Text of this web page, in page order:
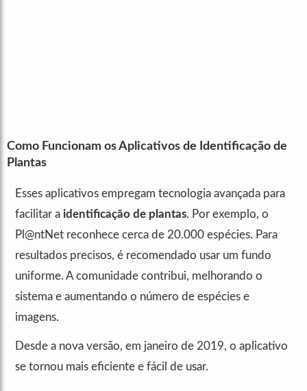
Como Funcionam os Aplicativos de Identificação de
Plantas
Esses aplicativos empregam tecnologia avançada para
facilitar a identificação de plantas. Por exemplo, o
Pl@ntNet reconhece cerca de 20.000 espécies. Para
resultados precisos, é recomendado usar um fundo
uniforme. A comunidade contribui, melhorando o
sistema e aumentando o número de espécies e
imagens.
Desde a nova versão, em janeiro de 2019, o aplicativo
se tornou mais eficiente e fácil de usar.